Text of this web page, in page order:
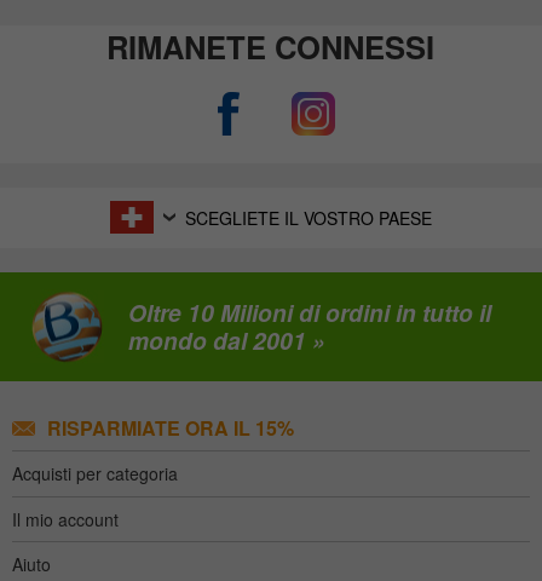
RIMANETE CONNESSI
SCEGLIETE IL VOSTRO PAESE
Oltre 10 Milioni di ordini in tutto il
mondo dal 2001 »
RISPARMIATE ORA IL 15%
Acquisti per categoria
Il mio account
Aiuto